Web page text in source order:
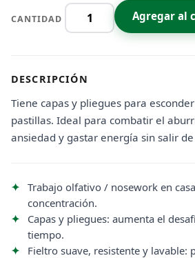
CANTIDAD Agregar al
DESCRIPCIÓN
Tiene capas y pliegues para
pastillas. Ideal para combatir el
ansiedad y gastar energía sin salir de
Trabajo olfativo / nosework en
concentración.
Capas y pliegues: aumenta el
tiempo.
Fieltro suave, resistente y lavable: